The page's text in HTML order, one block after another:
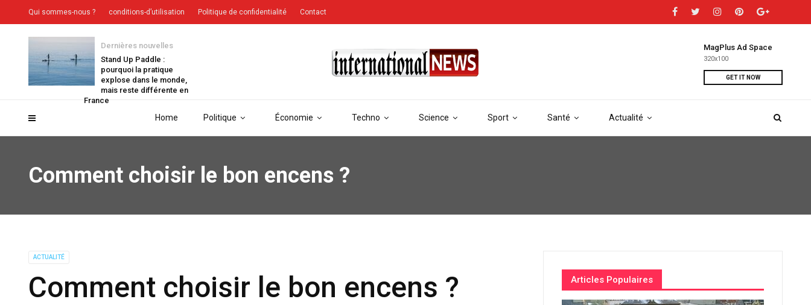
Home Politique Économie Techno Science Sport Santé Actualité
MagPlus Ad Space
320x100
GET IT NOW
Dernières nouvelles
Stand Up Paddle :
pourquoi la pratique
explose dans le monde,
mais reste différente en
France
Qui sommes-nous ? conditions-d’utilisation Politique de confidentialité Contact
Comment choisir le bon encens ?
ACTUALITÉ
Comment choisir le bon encens ? Articles Populaires